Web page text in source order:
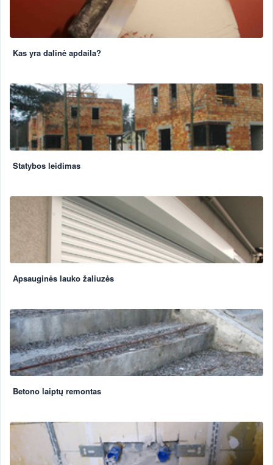
Kas yra dalinė apdaila?
Statybos leidimas
Apsauginės lauko žaliuzės
Betono laiptų remontas